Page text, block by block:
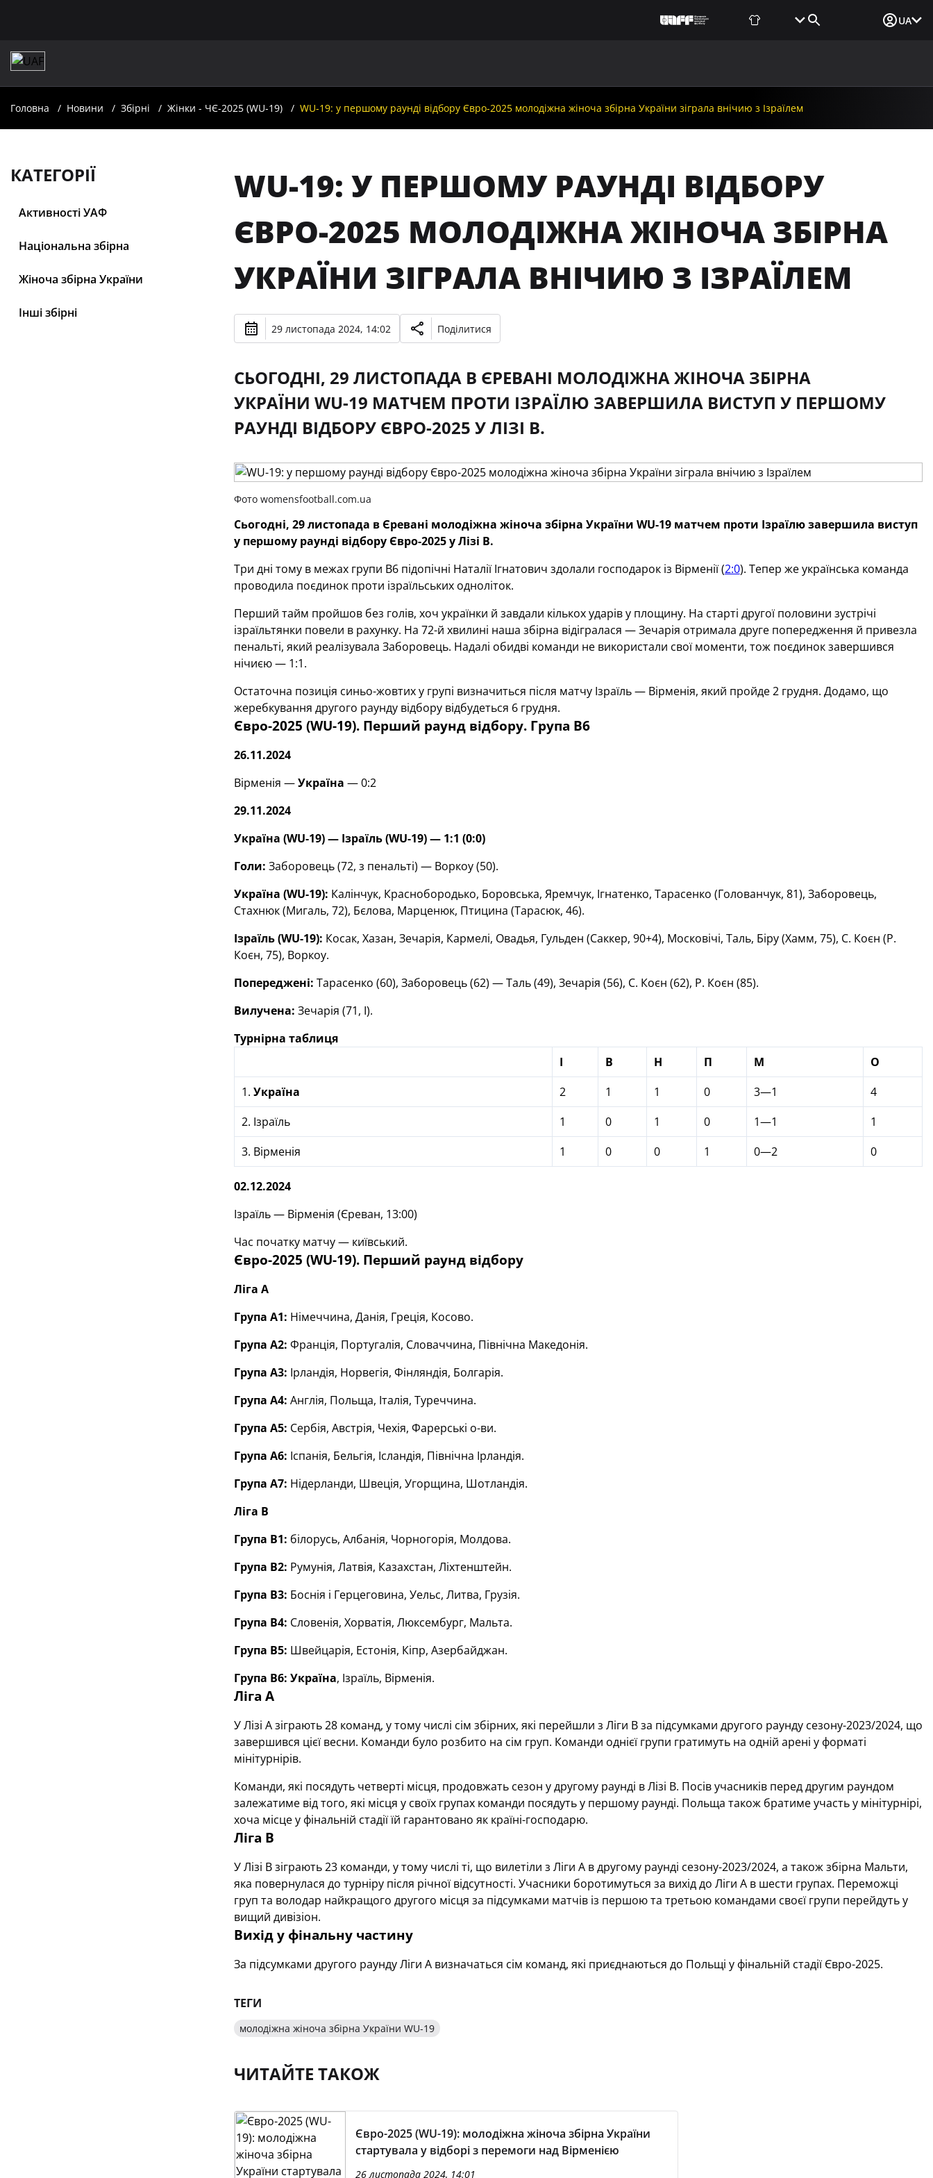
UA
Головна Новини Збірні Жінки - ЧЄ-2025 (WU-19) WU-19: у першому раунді відбору Євро-2025 молодіжна жіноча збірна України зіграла внічию з Ізраїлем
КАТЕГОРІЇ
Активності УАФ
Національна збірна
Жіноча збірна України
Інші збірні
WU-19: У ПЕРШОМУ РАУНДІ ВІДБОРУ
ЄВРО-2025 МОЛОДІЖНА ЖІНОЧА ЗБІРНА
УКРАЇНИ ЗІГРАЛА ВНІЧИЮ З ІЗРАЇЛЕМ
29 листопада 2024, 14:02 Поділитися
СЬОГОДНІ, 29 ЛИСТОПАДА В ЄРЕВАНІ МОЛОДІЖНА ЖІНОЧА ЗБІРНА
УКРАЇНИ WU-19 МАТЧЕМ ПРОТИ ІЗРАЇЛЮ ЗАВЕРШИЛА ВИСТУП У ПЕРШОМУ
РАУНДІ ВІДБОРУ ЄВРО-2025 У ЛІЗІ В.
Фото womensfootball.com.ua
Сьогодні, 29 листопада в Єревані молодіжна жіноча збірна України WU-19 матчем проти Ізраїлю завершила виступ
у першому раунді відбору Євро-2025 у Лізі В.
Три дні тому в межах групи В6 підопічні Наталії Ігнатович здолали господарок із Вірменії (2:0). Тепер же українська команда
проводила поєдинок проти ізраїльських одноліток.
Перший тайм пройшов без голів, хоч українки й завдали кількох ударів у площину. На старті другої половини зустрічі
ізраїльтянки повели в рахунку. На 72-й хвилині наша збірна відігралася — Зечарія отримала друге попередження й привезла
пенальті, який реалізувала Заборовець. Надалі обидві команди не використали свої моменти, тож поєдинок завершився
нічиєю — 1:1.
Остаточна позиція синьо-жовтих у групі визначиться після матчу Ізраїль — Вірменія, який пройде 2 грудня. Додамо, що
жеребкування другого раунду відбору відбудеться 6 грудня.
Євро-2025 (WU-19). Перший раунд відбору. Група В6
26.11.2024
Вірменія —Україна — 0:2
29.11.2024
Україна (WU-19) — Ізраїль (WU-19) — 1:1 (0:0)
Голи: Заборовець (72, з пенальті) — Воркоу (50).
Україна (WU-19): Калінчук, Краснобородько, Боровська, Яремчук, Ігнатенко, Тарасенко (Голованчук, 81), Заборовець,
Стахнюк (Мигаль, 72), Бєлова, Марценюк, Птицина (Тарасюк, 46).
Ізраїль (WU-19): Косак, Хазан, Зечарія, Кармелі, Овадья, Гульден (Саккер, 90+4), Московічі, Таль, Біру (Хамм, 75), С. Коєн (Р.
Коєн, 75), Воркоу.
Попереджені: Тарасенко (60), Заборовець (62) — Таль (49), Зечарія (56), С. Коєн (62), Р. Коєн (85).
Вилучена: Зечарія (71, І).
Турнірна таблиця
І
В Н П М
О
1. Україна 2 1 1 0 3—1
4
2. Ізраїль
1 0 1 0 1—1
1
3. Вірменія
1 0 0 1 0—2 0
02.12.2024
Ізраїль — Вірменія (Єреван, 13:00)
Час початку матчу — київський.
Євро-2025 (WU-19). Перший раунд відбору
Ліга А
Група А1: Німеччина, Данія, Греція, Косово.
Група А2: Франція, Португалія, Словаччина, Північна Македонія.
Група А3: Ірландія, Норвегія, Фінляндія, Болгарія.
Група А4: Англія, Польща, Італія, Туреччина.
Група А5: Сербія, Австрія, Чехія, Фарерські о-ви.
Група А6: Іспанія, Бельгія, Ісландія, Північна Ірландія.
Група А7: Нідерланди, Швеція, Угорщина, Шотландія.
Ліга В
Група В1: білорусь, Албанія, Чорногорія, Молдова.
Група В2: Румунія, Латвія, Казахстан, Ліхтенштейн.
Група В3: Боснія і Герцеговина, Уельс, Литва, Грузія.
Група В4: Словенія, Хорватія, Люксембург, Мальта.
Група В5: Швейцарія, Естонія, Кіпр, Азербайджан.
Група В6: Україна, Ізраїль, Вірменія.
Ліга А
У Лізі А зіграють 28 команд, у тому числі сім збірних, які перейшли з Ліги B за підсумками другого раунду сезону-2023/2024, що
завершився цієї весни. Команди було розбито на сім груп. Команди однієї групи гратимуть на одній арені у форматі
мінітурнірів.
Команди, які посядуть четверті місця, продовжать сезон у другому раунді в Лізі В. Посів учасників перед другим раундом
залежатиме від того, які місця у своїх групах команди посядуть у першому раунді. Польща також братиме участь у мінітурнірі,
хоча місце у фінальній стадії їй гарантовано як країні-господарю.
Ліга В
У Лізі B зіграють 23 команди, у тому числі ті, що вилетіли з Ліги А в другому раунді сезону-2023/2024, а також збірна Мальти,
яка повернулася до турніру після річної відсутності. Учасники боротимуться за вихід до Ліги А в шести групах. Переможці
груп та володар найкращого другого місця за підсумками матчів із першою та третьою командами своєї групи перейдуть у
вищий дивізіон.
Вихід у фінальну частину
За підсумками другого раунду Ліги А визначаться сім команд, які приєднаються до Польщі у фінальній стадії Євро-2025.
ТЕГИ
молодіжна жіноча збірна України WU-19
ЧИТАЙТЕ ТАКОЖ
Євро-2025 (WU-19): молодіжна жіноча збірна України
стартувала у відборі з перемоги над Вірменією
26 листопада 2024, 14:01